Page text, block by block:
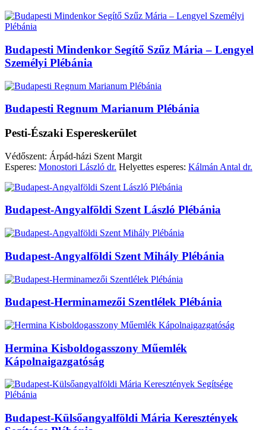
Budapesti Mindenkor Segítő Szűz Mária – Lengyel
Személyi Plébánia
Budapesti Regnum Marianum Plébánia
Pesti-Északi Espereskerület
Védőszent: Árpád-házi Szent Margit
Esperes: Monostori László dr. Helyettes esperes: Kálmán Antal dr.
Budapest-Angyalföldi Szent László Plébánia
Budapest-Angyalföldi Szent Mihály Plébánia
Budapest-Herminamezői Szentlélek Plébánia
Hermina Kisboldogasszony Műemlék
Kápolnaigazgatóság
Budapest-Külsőangyalföldi Mária Keresztények